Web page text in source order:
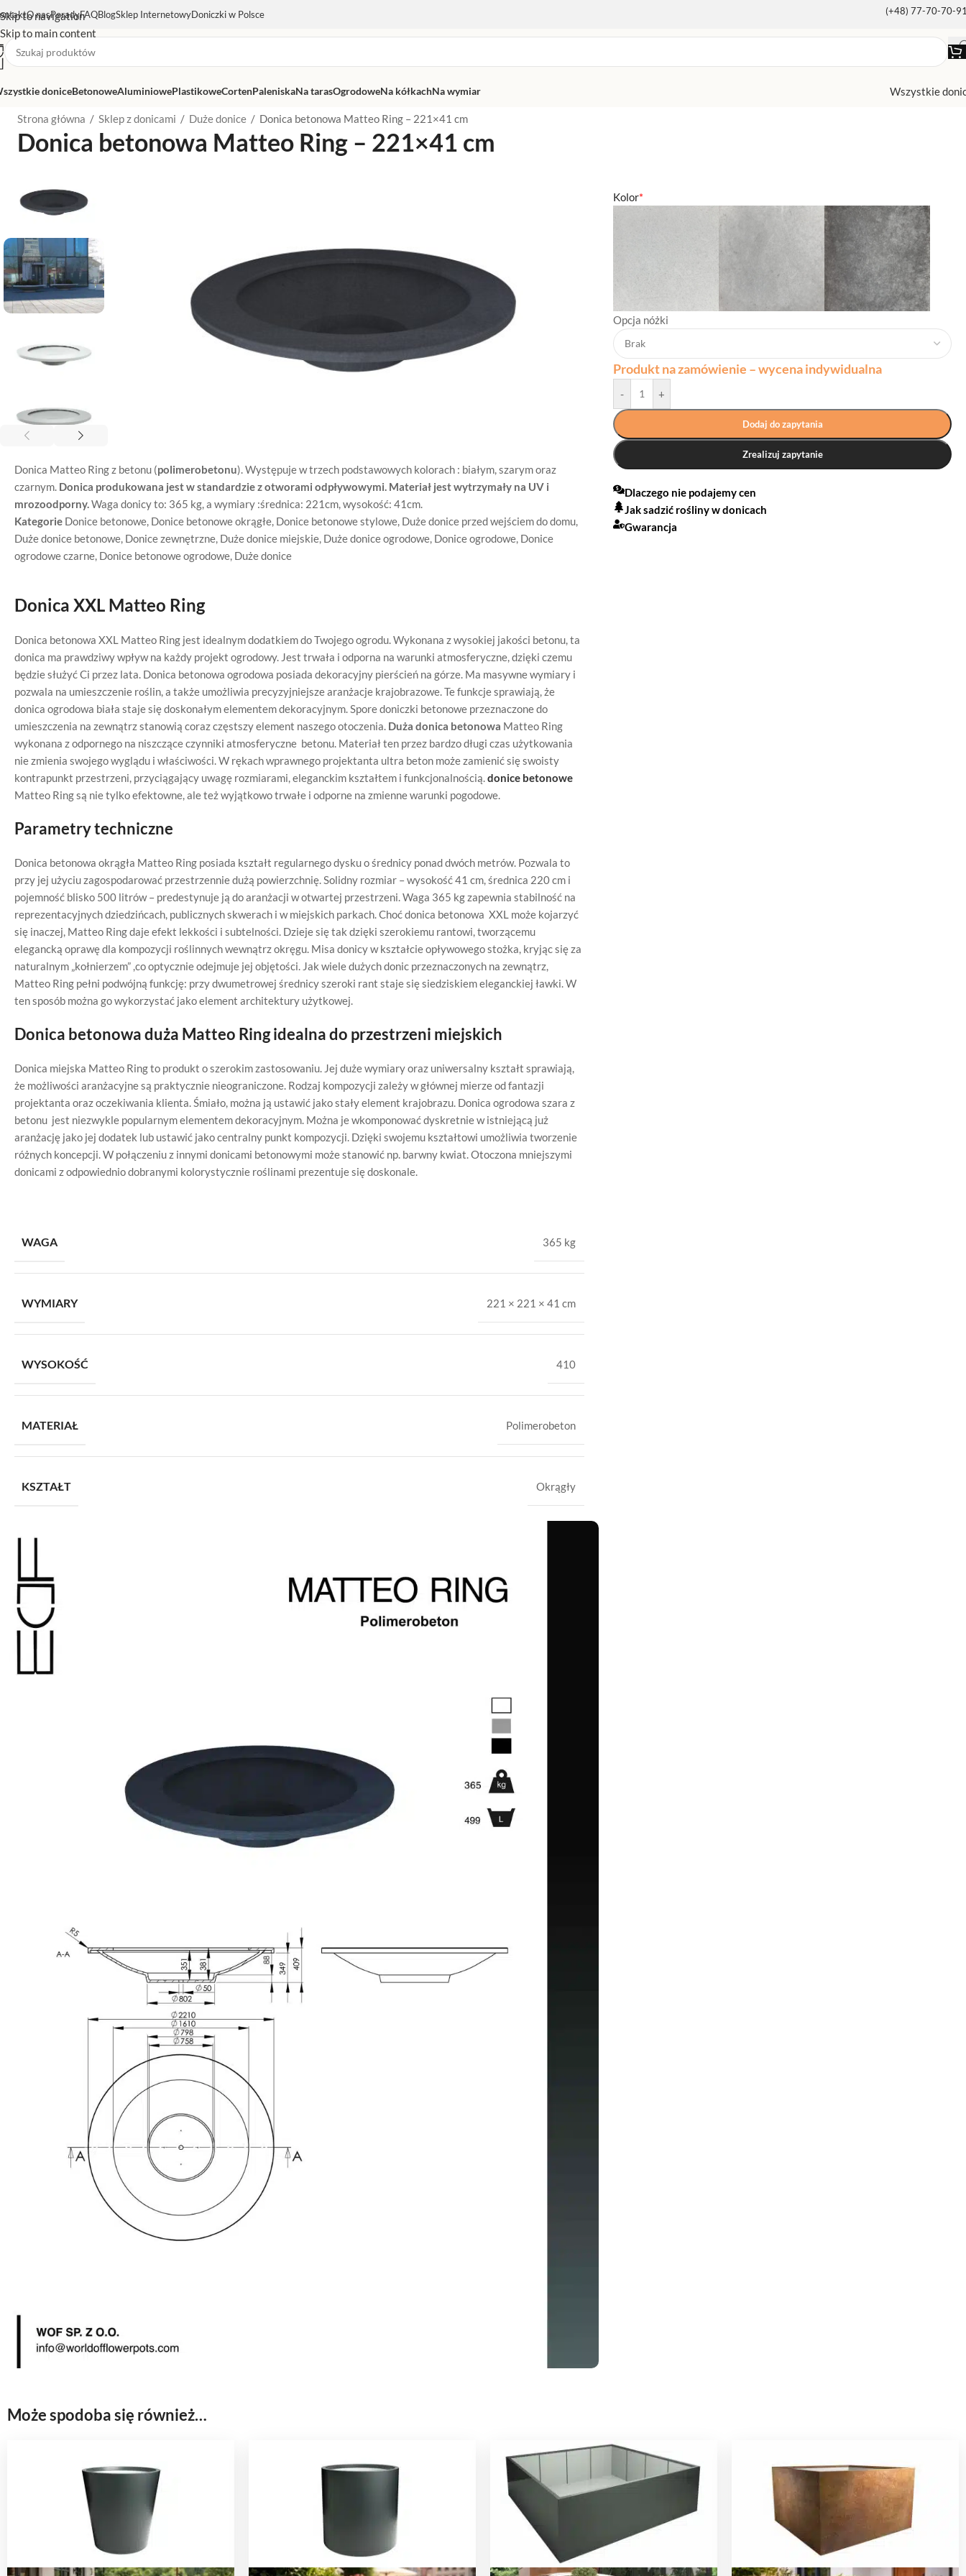
Skip to navigation
Skip to main content
O nasPoradyFAQBlogSklep InternetowyDoniczki w Polsce (+48) 77-70-70-
doniceBetonoweAluminiowePlastikoweCortenPaleniskaNa tarasOgrodoweNa kółkachNa wymiar Wszystkie
Strona główna / Sklep z donicami / Duże donice / Donica betonowa Matteo Ring – 221×41 cm
Donica betonowa Matteo Ring – 221×41 cm
Donica Matteo Ring z betonu (polimerobetonu). Występuje w trzech podstawowych kolorach : białym, szarym oraz
czarnym. Donica produkowana jest w standardzie z otworami odpływowymi. Materiał jest wytrzymały na UV i
mrozoodporny.Waga donicy to: 365 kg, a wymiary :średnica: 221cm, wysokość: 41cm.
Kategorie Donice betonowe, Donice betonowe okrągłe, Donice betonowe stylowe, Duże donice przed wejściem do domu,
Duże donice betonowe, Donice zewnętrzne, Duże donice miejskie, Duże donice ogrodowe, Donice ogrodowe, Donice
ogrodowe czarne, Donice betonowe ogrodowe, Duże donice
Donica XXL Matteo Ring
Donica betonowa XXL Matteo Ring jest idealnym dodatkiem do Twojego ogrodu. Wykonana z wysokiej jakości betonu, ta
donica ma prawdziwy wpływ na każdy projekt ogrodowy. Jest trwała i odporna na warunki atmosferyczne, dzięki czemu
będzie służyć Ci przez lata. Donica betonowa ogrodowa posiada dekoracyjny pierścień na górze. Ma masywne wymiary i
pozwala na umieszczenie roślin, a także umożliwia precyzyjniejsze aranżacje krajobrazowe. Te funkcje sprawiają, że
donica ogrodowa biała staje się doskonałym elementem dekoracyjnym. Spore doniczki betonowe przeznaczone do
umieszczenia na zewnątrz stanowią coraz częstszy element naszego otoczenia. Duża donica betonowa Matteo Ring
wykonana z odpornego na niszczące czynniki atmosferyczne betonu. Materiał ten przez bardzo długi czas użytkowania
nie zmienia swojego wyglądu i właściwości. W rękach wprawnego projektanta ultra beton może zamienić się swoisty
kontrapunkt przestrzeni, przyciągający uwagę rozmiarami, eleganckim kształtem i funkcjonalnością.donice betonowe
Matteo Ring są nie tylko efektowne, ale też wyjątkowo trwałe i odporne na zmienne warunki pogodowe.
Parametry techniczne
Donica betonowa okrągła Matteo Ring posiada kształt regularnego dysku o średnicy ponad dwóch metrów. Pozwala to
przy jej użyciu zagospodarować przestrzennie dużą powierzchnię. Solidny rozmiar – wysokość 41 cm, średnica 220 cm i
pojemność blisko 500 litrów – predestynuje ją do aranżacji w otwartej przestrzeni. Waga 365 kg zapewnia stabilność na
reprezentacyjnych dziedzińcach, publicznych skwerach i w miejskich parkach. Choć donica betonowa XXL może kojarzyć
się inaczej, Matteo Ring daje efekt lekkości i subtelności. Dzieje się tak dzięki szerokiemu rantowi, tworzącemu
elegancką oprawę dla kompozycji roślinnych wewnątrz okręgu. Misa donicy w kształcie opływowego stożka, kryjąc się za
naturalnym „kołnierzem” ,co optycznie odejmuje jej objętości. Jak wiele dużych donic przeznaczonych na zewnątrz,
Matteo Ring pełni podwójną funkcję: przy dwumetrowej średnicy szeroki rant staje się siedziskiem eleganckiej ławki. W
ten sposób można go wykorzystać jako element architektury użytkowej.
Donica betonowa duża Matteo Ring idealna do przestrzeni miejskich
Donica miejska Matteo Ring to produkt o szerokim zastosowaniu. Jej duże wymiary oraz uniwersalny kształt sprawiają,
że możliwości aranżacyjne są praktycznie nieograniczone. Rodzaj kompozycji zależy w głównej mierze od fantazji
projektanta oraz oczekiwania klienta. Śmiało, można ją ustawić jako stały element krajobrazu. Donica ogrodowa szara z
betonu jest niezwykle popularnym elementem dekoracyjnym. Można je wkomponować dyskretnie w istniejącą już
aranżację jako jej dodatek lub ustawić jako centralny punkt kompozycji. Dzięki swojemu kształtowi umożliwia tworzenie
różnych koncepcji. W połączeniu z innymi donicami betonowymi może stanowić np. barwny kwiat. Otoczona mniejszymi
donicami z odpowiednio dobranymi kolorystycznie roślinami prezentuje się doskonale.
WAGA 365 kg
WYMIARY 221 × 221 × 41 cm
WYSOKOŚĆ 410
MATERIAŁ Polimerobeton
KSZTAŁT Okrągły
*
Kolor
Opcja nóżki
Produkt na zamówienie – wycena indywidualna
- +
Dodaj do zapytania
Zrealizuj zapytanie
Dlaczego nie podajemy cen
Jak sadzić rośliny w donicach
Gwarancja
Może spodoba się również…